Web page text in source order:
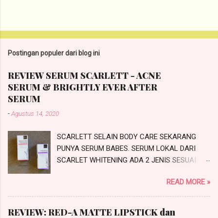
Postingan populer dari blog ini
REVIEW SERUM SCARLETT - ACNE
SERUM & BRIGHTLY EVER AFTER
SERUM
-Agustus 14, 2020
SCARLETT SELAIN BODY CARE SEKARANG
PUNYA SERUM BABES. SERUM LOKAL DARI
SCARLET WHITENING ADA 2 JENIS SESUAI
SCARLETTACNE SERUM DAN SCARLETT
BRIGHTLY EVER AFTER SERUM. INI REVIEW
SERUM SCARLETT SESUAI JANJI SAYA DI
READ MORE »
REVIEW: RED-A MATTE LIPSTICK dan